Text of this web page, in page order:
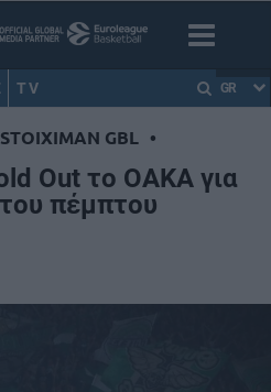
TV GR
STOIXIMAN GBL •
Out το ΟΑΚΑ για
πέμπτου